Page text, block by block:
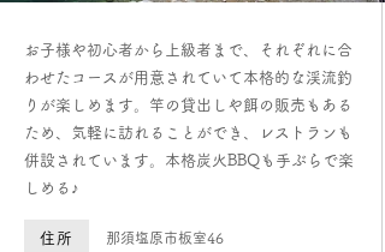
お子様や初心者から上級者まで、それぞれに合
わせたコースが用意されていて本格的な渓流釣
りが楽しめます。竿の貸出しや餌の販売もある
ため、気軽に訪れることができ、レストランも
併設されています。本格炭火BBQも手ぶらで楽
しめる♪
住所 那須塩原市板室46